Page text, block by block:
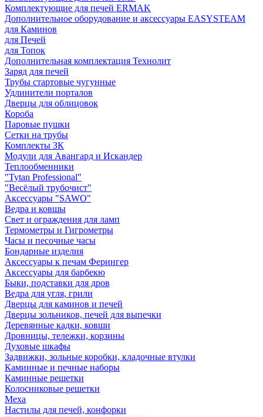
Комплектующие для печей ERMAK
Дополнительное оборудование и аксессуары EASYSTEAM
для Каминов
для Печей
для Топок
Дополнительная комплектация Технолит
Заряд для печей
Трубы стартовые чугунные
Удлинители порталов
Дверцы для облицовок
Короба
Паровые пушки
Сетки на трубы
Комплекты ЗК
Модули для Авангард и Искандер
Теплообменники
"Tytan Professional"
"Весёлый трубочист"
Аксессуары "SAWO"
Ведра и ковшы
Свет и ограждения для ламп
Термометры и Гигрометры
Часы и песочные часы
Бондарные изделия
Аксессуары к печам Ферингер
Аксессуары для барбекю
Быки, подставки для дров
Ведра для угля, грили
Дверцы для каминов и печей
Дверцы зольников, печей для выпечки
Деревянные кадки, ковши
Дровницы, тележки, корзины
Духовые шкафы
Задвижки, зольные коробки, кладочные втулки
Каминные и печные наборы
Каминные решетки
Колосниковые решетки
Меха
Настилы для печей, конфорки